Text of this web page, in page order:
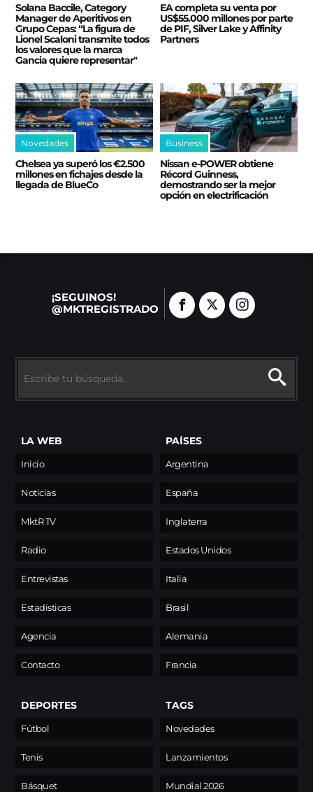
Solana Baccile, Category
Manager de Aperitivos en
Grupo Cepas: “La figura de
Lionel Scaloni transmite todos
los valores que la marca
Gancia quiere representar"
EA completa su venta por
US$55.000 millones por parte
de PIF, Silver Lake y Affinity
Partners
Novedades
Chelsea ya superó los €2.500
millones en fichajes desde la
llegada de BlueCo
Business
Nissan e‑POWER obtiene
Récord Guinness,
demostrando ser la mejor
opción en electrificación
¡SEGUINOS!
@MKTREGISTRADO
LA WEB
Inicio
Noticias
MktR TV
Radio
Entrevistas
Estadísticas
Agencia
Contacto
PAÍSES
Argentina
España
Inglaterra
Estados Unidos
Italia
Brasil
Alemania
Francia
DEPORTES
Fútbol
Tenis
Básquet
TAGS
Novedades
Lanzamientos
Mundial 2026